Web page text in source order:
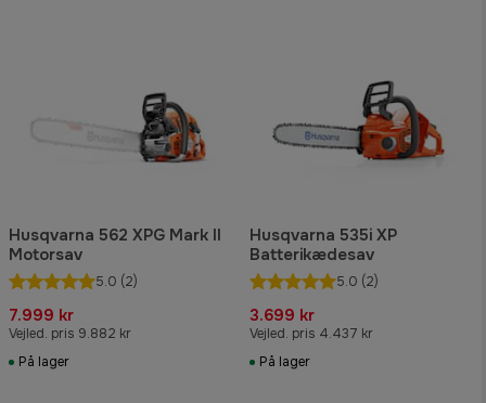
Husqvarna 562 XPG Mark II
Motorsav
5.0 (2)
7.999 kr
Vejled. pris 9.882 kr
På lager
Husqvarna 535i XP
Batterikædesav
5.0 (2)
3.699 kr
Vejled. pris 4.437 kr
På lager